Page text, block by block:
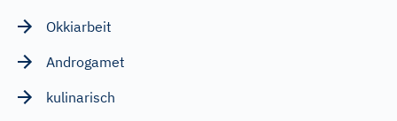
Okkiarbeit
Androgamet
kulinarisch